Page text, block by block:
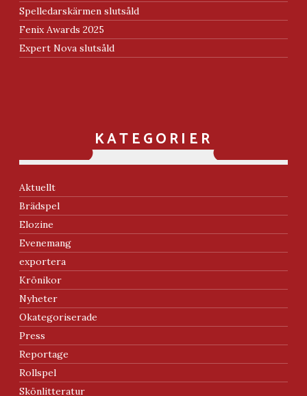
Spelledarskärmen slutsåld
Fenix Awards 2025
Expert Nova slutsåld
KATEGORIER
Aktuellt
Brädspel
Elozine
Evenemang
exportera
Krönikor
Nyheter
Okategoriserade
Press
Reportage
Rollspel
Skönlitteratur